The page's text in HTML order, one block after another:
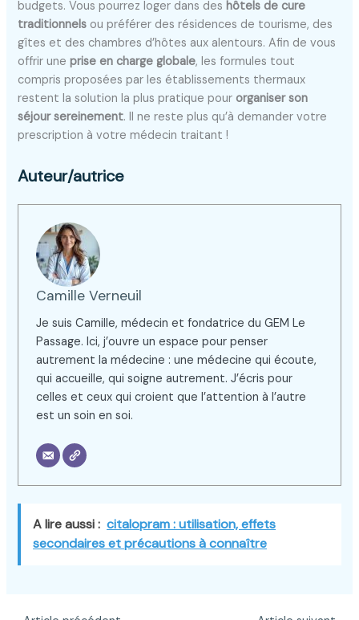
budgets. Vous pourrez loger dans deshôtels de cure
traditionnels ou préférer des résidences de tourisme, des
gîtes et des chambres d’hôtes aux alentours. Afin de vous
offrir uneprise en charge globale, les formules tout
compris proposées par les établissements thermaux
restent la solution la plus pratique pour organiser son
séjour sereinement. Il ne reste plus qu’à demander votre
prescription à votre médecin traitant !
Auteur/autrice
Camille Verneuil
Je suis Camille, médecin et fondatrice du GEM Le
Passage. Ici, j’ouvre un espace pour penser
autrement la médecine : une médecine qui écoute,
qui accueille, qui soigne autrement. J’écris pour
celles et ceux qui croient que l’attention à l’autre
est un soin en soi.
A lire aussi : citalopram : utilisation, effets
secondaires et précautions à connaître